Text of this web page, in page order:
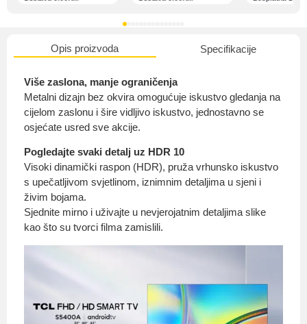
Opis proizvoda Specifikacije
Više zaslona, ​​manje ograničenja
Metalni dizajn bez okvira omogućuje iskustvo gledanja na
cijelom zaslonu i šire vidljivo iskustvo, jednostavno se
osjećate usred sve akcije.
Pogledajte svaki detalj uz HDR 10
Visoki dinamički raspon (HDR), pruža vrhunsko iskustvo
s upečatljivom svjetlinom, iznimnim detaljima u sjeni i
živim bojama.
Sjednite mirno i uživajte u nevjerojatnim detaljima slike
kao što su tvorci filma zamislili.
O nama
Uvjeti i odredbe